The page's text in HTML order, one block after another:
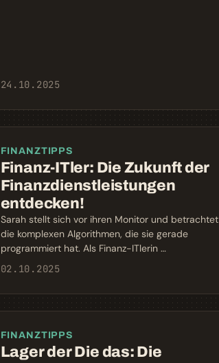
24.10.2025
FINANZTIPPS
Finanz-ITler: Die Zukunft der
Finanzdienstleistungen
entdecken!
Sarah stellt sich vor ihren Monitor und betrachtet
die komplexen Algorithmen, die sie gerade
programmiert hat. Als Finanz-ITlerin …
02.10.2025
FINANZTIPPS
Lager der Die das: Die